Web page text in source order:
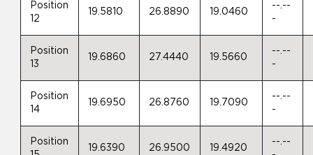
Position
12
19.5810 26.8890 19.0460
--.--
-
Position
13
19.6860 27.4440 19.5660
--.--
-
Position
14
19.6950 26.8760 19.7090
--.--
-
Position
19.6390 26.9500 19.4920
--.--